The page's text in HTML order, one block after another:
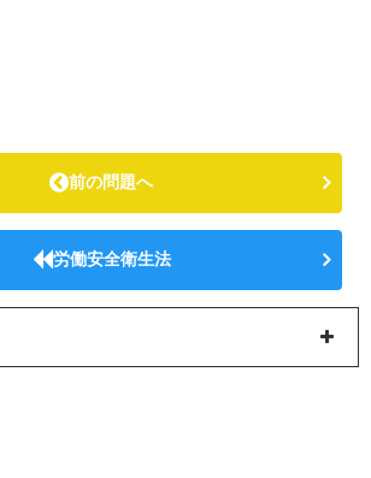
前の問題へ
労働安全衛生法